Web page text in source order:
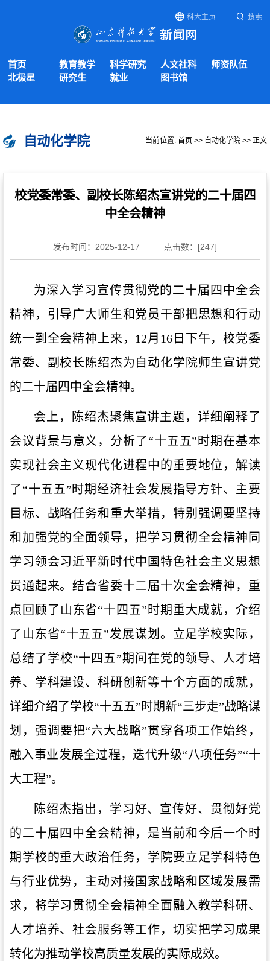
科大主页 搜索
首页 教育教学 科学研究 人文社科
师资队伍
北极星
研究生 就业 图书馆
自动化学院 当前位置: 首页 >> 自动化学院 >> 正文
校党委常委、副校长陈绍杰宣讲党的二十届四
中全会精神
发布时间：2025-12-17 点击数：[247]
为深入学习宣传贯彻党的二十届四中全会
精神，引导广大师生和党员干部把思想和行动
统一到全会精神上来，12月16日下午，校党委
常委、副校长陈绍杰为自动化学院师生宣讲党
的二十届四中全会精神。
会上，陈绍杰聚焦宣讲主题，详细阐释了
会议背景与意义，分析了“十五五”时期在基本
实现社会主义现代化进程中的重要地位，解读
了“十五五”时期经济社会发展指导方针、主要
目标、战略任务和重大举措，特别强调要坚持
和加强党的全面领导，把学习贯彻全会精神同
学习领会习近平新时代中国特色社会主义思想
贯通起来。结合省委十二届十次全会精神，重
点回顾了山东省“十四五”时期重大成就，介绍
了山东省“十五五”发展谋划。立足学校实际，
总结了学校“十四五”期间在党的领导、人才培
养、学科建设、科研创新等十个方面的成就，
详细介绍了学校“十五五”时期新“三步走”战略谋
划，强调要把“六大战略”贯穿各项工作始终，
融入事业发展全过程，迭代升级“八项任务”“十
大工程”。
陈绍杰指出，学习好、宣传好、贯彻好党
的二十届四中全会精神，是当前和今后一个时
期学校的重大政治任务，学院要立足学科特色
与行业优势，主动对接国家战略和区域发展需
求，将学习贯彻全会精神全面融入教学科研、
人才培养、社会服务等工作，切实把学习成果
转化为推动学校高质量发展的实际成效。